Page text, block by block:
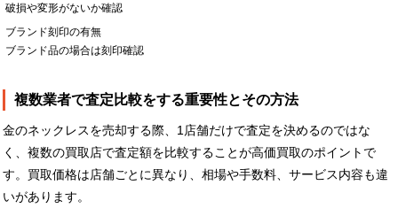
破損や変形がないか確認
ブランド刻印の有無
ブランド品の場合は刻印確認
複数業者で査定比較をする重要性とその方法
金のネックレスを売却する際、1店舗だけで査定を決めるのではな
く、複数の買取店で査定額を比較することが高価買取のポイントで
す。買取価格は店舗ごとに異なり、相場や手数料、サービス内容も違
いがあります。